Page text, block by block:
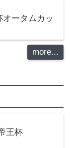
ータムカッ
more...
王杯